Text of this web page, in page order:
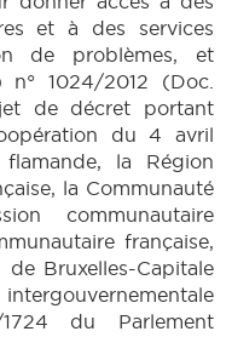
et à des services
de problèmes, et
1024/2012 (Doc.
de décret portant
du 4 avril
la Région
la Communauté
communautaire
française,
Bruxelles-Capitale
du Parlement